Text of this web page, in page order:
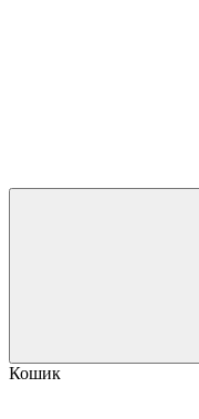
Кошик